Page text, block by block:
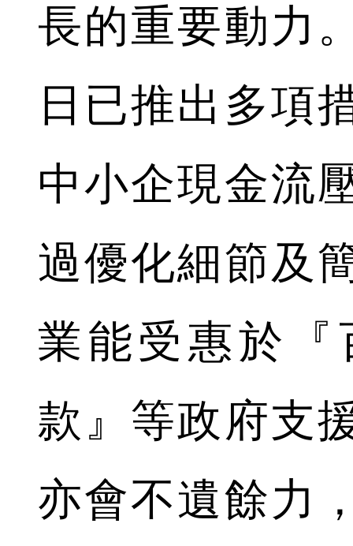
長的重要動力
日已推出多項
中小企現金流
過優化細節及
業能受惠於
款』等政府支
亦會不遺餘力